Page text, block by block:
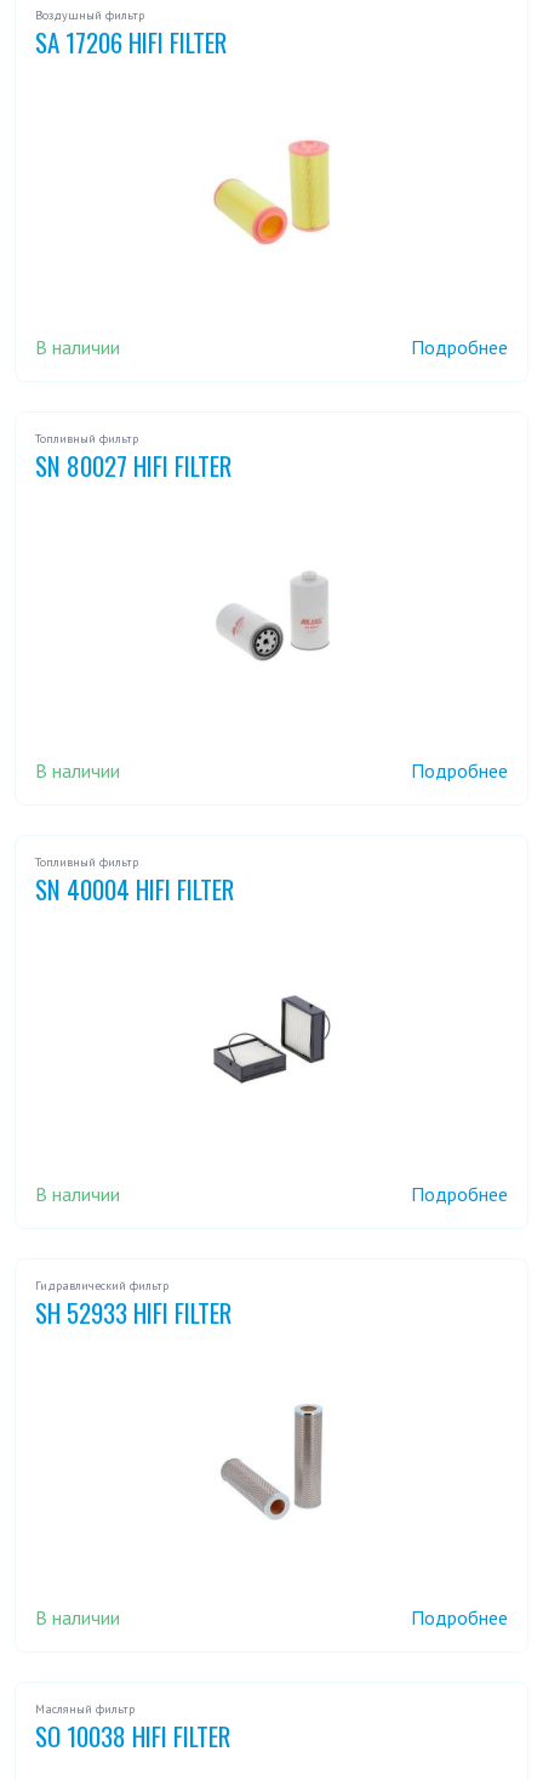
Воздушный фильтр
SA 17206 HIFI FILTER
В наличии Подробнее
Топливный фильтр
SN 80027 HIFI FILTER
В наличии Подробнее
Топливный фильтр
SN 40004 HIFI FILTER
В наличии Подробнее
Гидравлический фильтр
SH 52933 HIFI FILTER
В наличии Подробнее
Масляный фильтр
SO 10038 HIFI FILTER